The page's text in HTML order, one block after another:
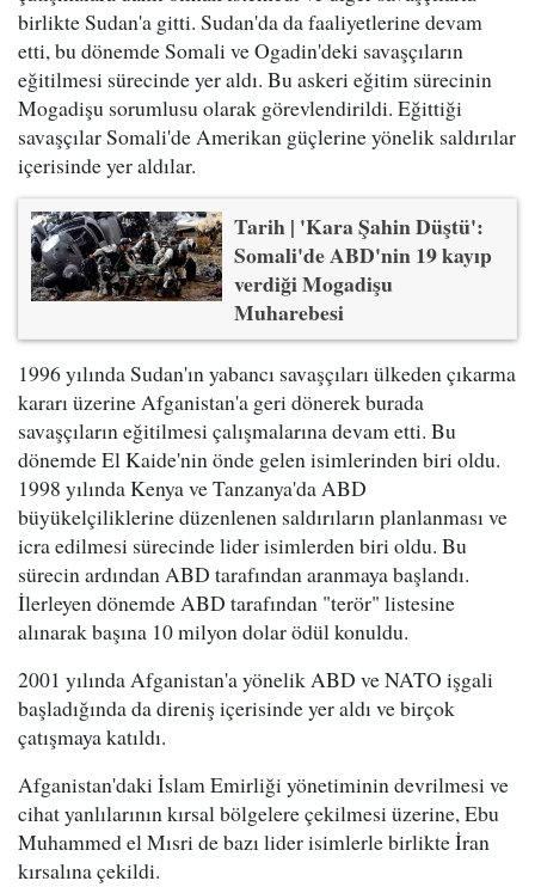
birlikte Sudan'a gitti. Sudan'da da faaliyetlerine devam
etti, bu dönemde Somali ve Ogadin'deki savaşçıların
eğitilmesi sürecinde yer aldı. Bu askeri eğitim sürecinin
Mogadişu sorumlusu olarak görevlendirildi. Eğittiği
savaşçılar Somali'de Amerikan güçlerine yönelik saldırılar
içerisinde yer aldılar.
Tarih | 'Kara Şahin Düştü':
Somali'de ABD'nin 19 kayıp
verdiği Mogadişu
Muharebesi
1996 yılında Sudan'ın yabancı savaşçıları ülkeden çıkarma
kararı üzerine Afganistan'a geri dönerek burada
savaşçıların eğitilmesi çalışmalarına devam etti. Bu
dönemde El Kaide'nin önde gelen isimlerinden biri oldu.
1998 yılında Kenya ve Tanzanya'da ABD
büyükelçiliklerine düzenlenen saldırıların planlanması ve
icra edilmesi sürecinde lider isimlerden biri oldu. Bu
sürecin ardından ABD tarafından aranmaya başlandı.
İlerleyen dönemde ABD tarafından "terör" listesine
alınarak başına 10 milyon dolar ödül konuldu.
2001 yılında Afganistan'a yönelik ABD ve NATO işgali
başladığında da direniş içerisinde yer aldı ve birçok
çatışmaya katıldı.
Afganistan'daki İslam Emirliği yönetiminin devrilmesi ve
cihat yanlılarının kırsal bölgelere çekilmesi üzerine, Ebu
Muhammed el Mısri de bazı lider isimlerle birlikte İran
kırsalına çekildi.